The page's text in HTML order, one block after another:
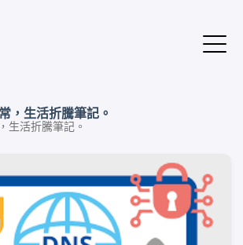
，生活折騰筆記。
生活折騰筆記。